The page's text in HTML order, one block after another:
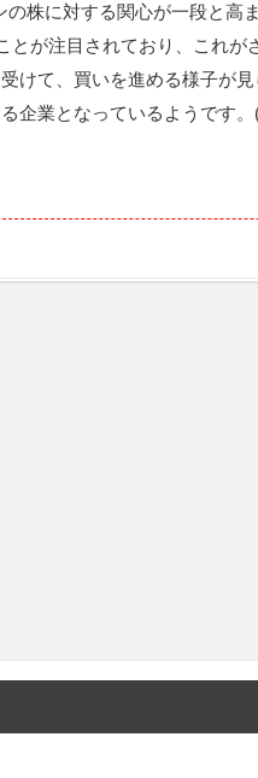
株に対する関心が一段と高
が注目されており、これが
けて、買いを進める様子が
企業となっているようです